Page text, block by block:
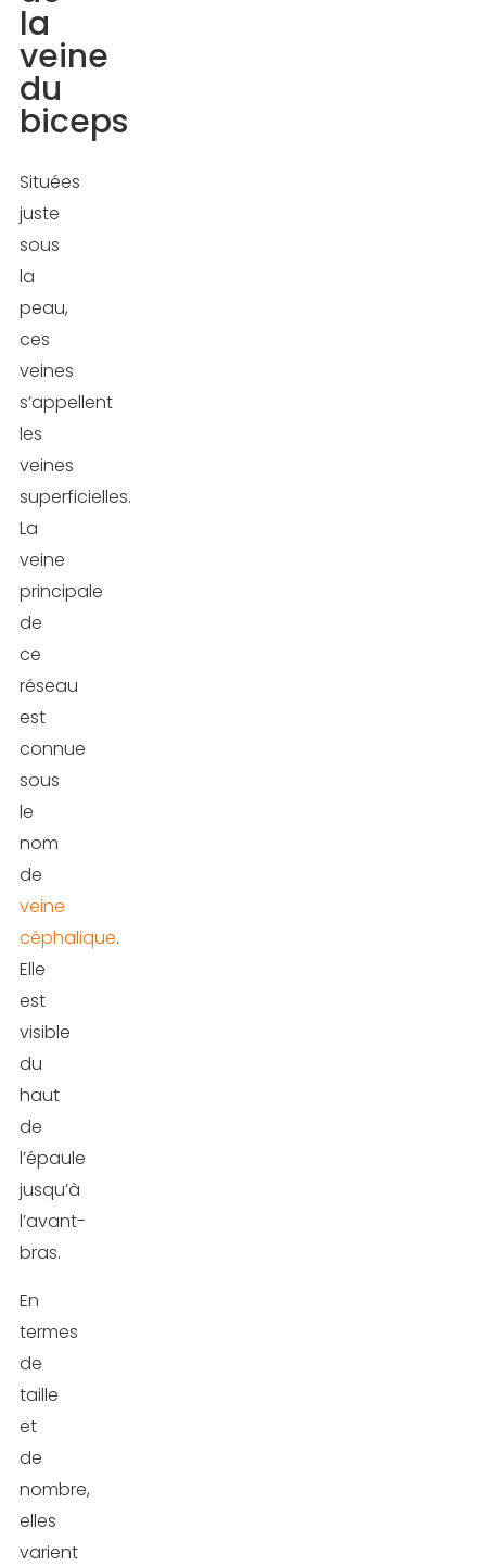
du
biceps
Les
solutions
pour
faire
sortir
veine
du
biceps
votre
masse
Prendre
de
la
masse
musculaire
Limiter
la
d’eau
Faire
du
cardio
FAQ
la
veine
du
biceps
Situées
juste
sous
la
peau,
ces
veines
s’appellent
les
veines
superficielles.
La
veine
principale
de
ce
réseau
est
connue
sous
le
nom
de
veine
céphalique.
Elle
est
visible
du
haut
de
l’épaule
jusqu’à
l’avant-
bras.
En
termes
de
taille
et
de
nombre,
elles
varient